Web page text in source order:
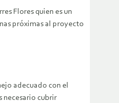
Flores quien es un
próximas al proyecto
adecuado con el
necesario cubrir